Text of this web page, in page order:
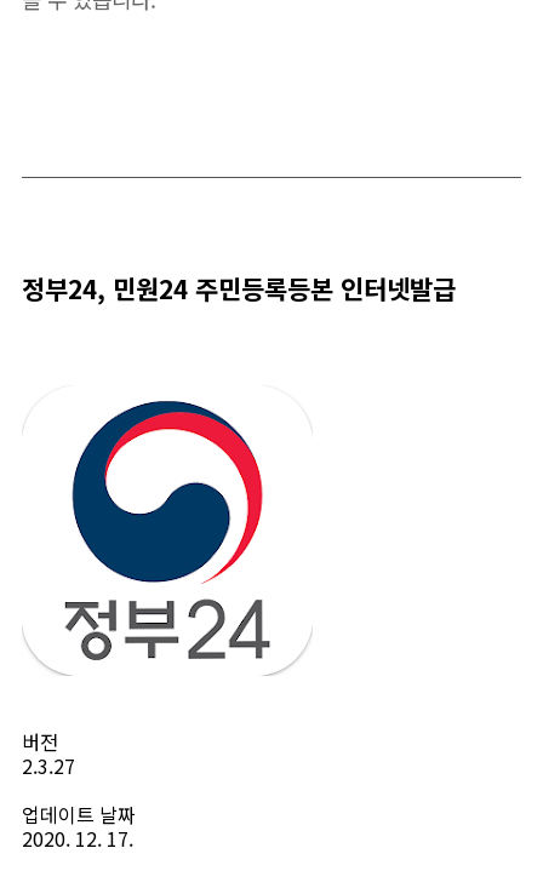
정부24, 민원24 주민등록등본 인터넷발급
버전
2.3.27
업데이트 날짜
2020. 12. 17.